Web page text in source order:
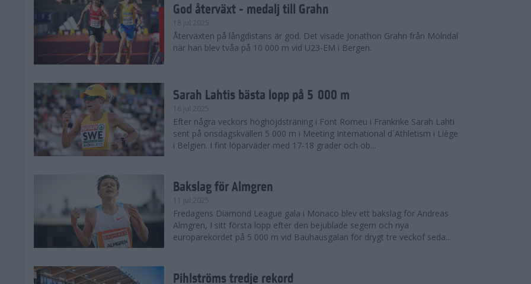
God återväxt - medalj till Grahn
18 jul 2025
Återväxten på långdistans är god. Det visade Jonathon Grahn från Mölndal
när han blev tvåa på 10 000 m vid U23-EM i Bergen.
Sarah Lahtis bästa lopp på 5 000 m
16 jul 2025
Efter några veckors höghöjdsträning i Font Romeu i Frankrike Sarah Lahti
sent på onsdagskvällen 5 000 m i Meeting International d´Athletism i Liège
i Belgien. I fint löparväder med 17-18 grader och ob...
Bakslag för Almgren
11 jul 2025
Fredagens Diamond League gala i Monaco blev ett bakslag för Andreas
Almgren, I sitt första lopp efter den bejublade segern och nya
europarekordet på 5 000 m vid Bauhausgalan för drygt tre veckof seda...
Pihlströms tredje rekord